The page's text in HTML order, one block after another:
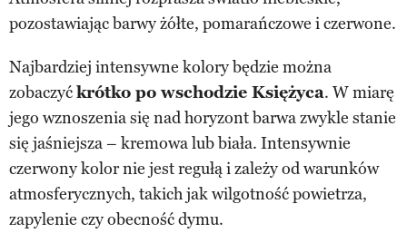
pozostawiając barwy żółte, pomarańczowe i czerwone.
Najbardziej intensywne kolory będzie można
zobaczyćkrótko po wschodzie Księżyca. W miarę
jego wznoszenia się nad horyzont barwa zwykle stanie
się jaśniejsza – kremowa lub biała. Intensywnie
czerwony kolor nie jest regułą i zależy od warunków
atmosferycznych, takich jak wilgotność powietrza,
zapylenie czy obecność dymu.